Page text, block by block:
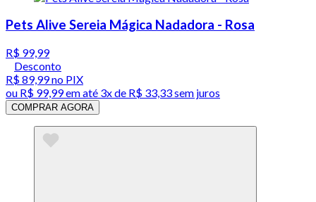
Pets Alive Sereia Mágica Nadadora - Rosa
R$ 99,99
Desconto
R$ 89,99no PIX
ou R$ 99,99em até 3x de R$ 33,33 sem juros
COMPRAR AGORA